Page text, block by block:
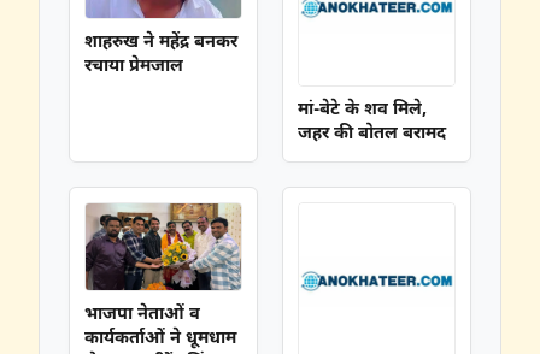
शाहरुख ने महेंद्र बनकर
रचाया प्रेमजाल
मां-बेटे के शव मिले,
जहर की बोतल बरामद
भाजपा नेताओं व
कार्यकर्ताओं ने धूमधाम